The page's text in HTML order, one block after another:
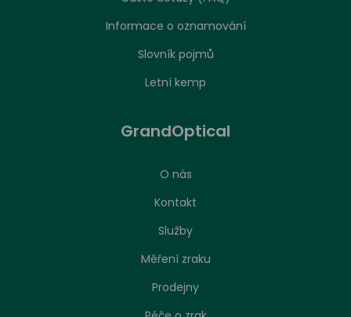
Informace o oznamování
Slovník pojmů
Letní kemp
GrandOptical
O nás
Kontakt
Služby
Měření zraku
Prodejny